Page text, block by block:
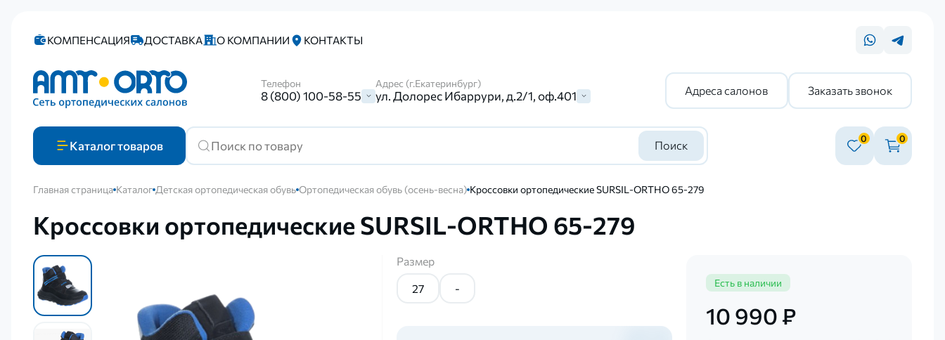
КОМПЕНСАЦИЯ ДОСТАВКА О КОМПАНИИ КОНТАКТЫ
Телефон
8 (800) 100-58-55
Адрес (г.Екатеринбург)
ул. Долорес Ибаррури, д.2/1, оф.401 Адреса салонов Заказать звонок
Каталогтоваров Поиск
0 0
Главная страница Каталог Детская ортопедическая обувь Ортопедическая обувь (осень-весна) Кроссовки ортопедические SURSIL-ORTHO 65-279
Кроссовки ортопедические SURSIL-ORTHO 65-279
Размер
27 - Есть в наличии
10 990 ₽